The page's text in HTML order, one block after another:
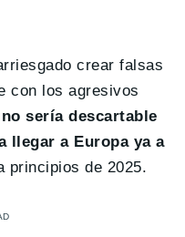
crear falsas
con los agresivos
no sería descartable
llegar a Europa ya a
principios de 2025.